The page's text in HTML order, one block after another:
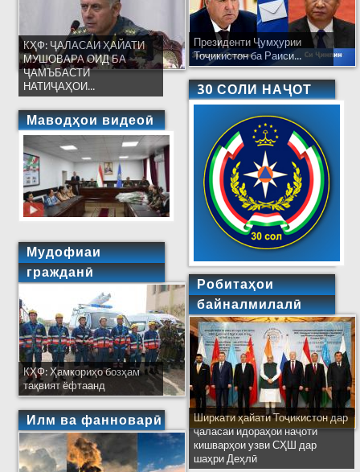
КҲФ: ҶАЛАСАИ ҲАЙАТИ
МУШОВАРА ОИД БА
ҶАМЪБАСТИ
НАТИҶАҲОИ...
Маводҳои видеоӣ
Мудофиаи
гражданӣ
КҲФ: Ҳамкориҳо бозҳам
тақвият ёфтаанд
Илм ва фанноварӣ
Президенти Ҷумҳурии
Тоҷикистон ба Раиси...
30 СОЛИ НАҶОТ
Робитаҳои
байналмилалӣ
Ширкати ҳайати Тоҷикистон дар
ҷаласаи идораҳои наҷоти
кишварҳои узви СҲШ дар
шаҳри Деҳлӣ